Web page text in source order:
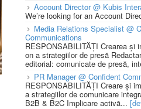
Account Director @ Kubis
We’re looking for an Account
Media Relations Specialist @
Communications
RESPONSABILITĂȚI Crearea și
on a strategiilor de presă
editorial: comunicate de presă,
PR Manager @ Confident
RESPONSABILITĂȚI Creare și
a strategiilor de comunicare
B2B & B2C Implicare activă...